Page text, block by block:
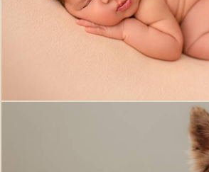
779 0